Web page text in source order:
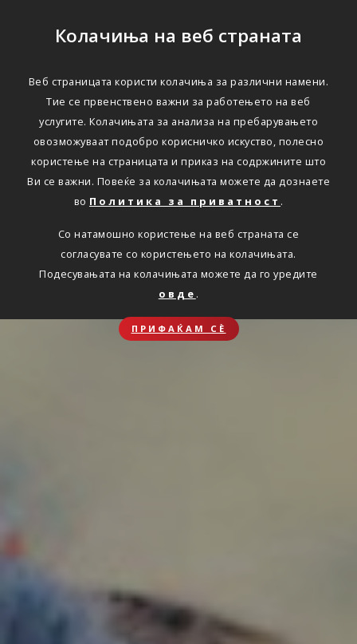
Колачиња на веб страната
Веб страницата користи колачиња за различни намени.
Тие се првенствено важни за работењето на веб
услугите. Колачињата за анализа на пребарувањето
овозможуваат подобро корисничко искуство, полесно
користење на страницата и приказ на содржините што
Ви се важни. Повеќе за колачињата можете да дознаете
во Политика за приватност .
Со натамошно користење на веб страната се
согласувате со користењето на колачињата.
Подесувањата на колачињата можете да го уредите
овде .
ПРИФАЌАМ СЀ